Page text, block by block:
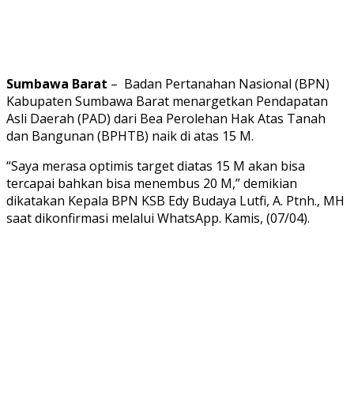
Sumbawa Barat – Badan Pertanahan Nasional (BPN)
Kabupaten Sumbawa Barat menargetkan Pendapatan
Asli Daerah (PAD) dari Bea Perolehan Hak Atas Tanah
dan Bangunan (BPHTB) naik di atas 15 M.
“Saya merasa optimis target diatas 15 M akan bisa
tercapai bahkan bisa menembus 20 M,” demikian
dikatakan Kepala BPN KSB Edy Budaya Lutfi, A. Ptnh., MH
saat dikonfirmasi melalui WhatsApp. Kamis, (07/04).